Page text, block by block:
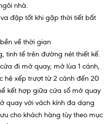
nhà.
đập tốt khi gặp thời tiết bất
về thời gian
tinh tế trên đường nét thiết kế.
đi mở quay, mở lùa 1 cánh,
hệ xếp trượt từ 2 cánh đến 20
kết hợp giữa cửa sổ mở quay
quay với vách kính đa dạng
cho khách hàng tùy theo mục